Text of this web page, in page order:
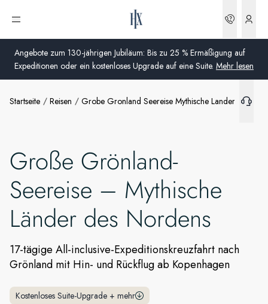
Angebote zum 130-jährigen Jubiläum: Bis zu 25 % Ermäßigung auf
Expeditionen oder ein kostenloses Upgrade auf eine Suite. Mehr lesen
Menü öffnen
Deutschland
Vereinigtes Königreich (England, Schottland, Wales
und Nordirland)
USA
Deutschland
Schweiz
Global
Startseite Reisen Grobe Gronland Seereise Mythische Lander Des
Große Grönland-
Seereise – Mythische
Länder des Nordens
17-tägige All-inclusive-Expeditionskreuzfahrt nach
Grönland mit Hin- und Rückflug ab Kopenhagen
Kostenloses Suite-Upgrade + mehr
Extras
Schiffe
Weitere Informationen